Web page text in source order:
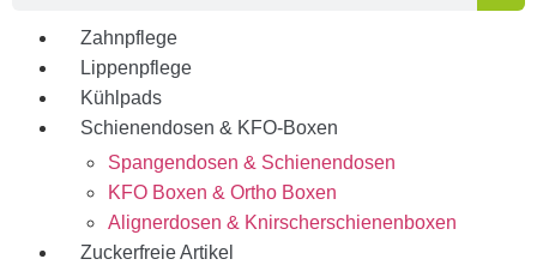
Zahnpflege
Lippenpflege
Kühlpads
Schienendosen & KFO-Boxen
Spangendosen & Schienendosen
KFO Boxen & Ortho Boxen
Alignerdosen & Knirscherschienenboxen
Zuckerfreie Artikel